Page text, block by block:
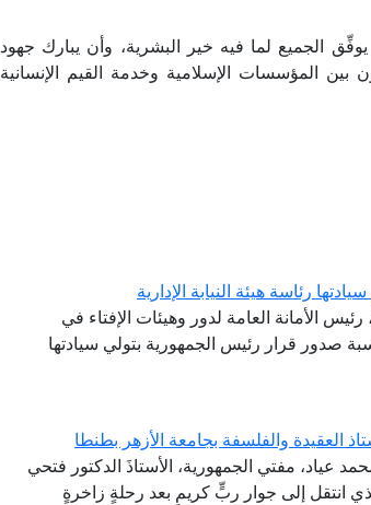
الجميع لما فيه خير البشرية، وأن يبارك جهود
بين المؤسسات الإسلامية وخدمة القيم الإنسانية
رئاسة هيئة النيابة الإدارية
الأمانة العامة لدور وهيئات الإفتاء في
صدور قرار رئيس الجمهورية بتولي سيادتها
العقيدة والفلسفة بجامعة الأزهر بطنطا
عياد، مفتي الجمهورية، الأستاذَ الدكتور فتحي
انتقل إلى جوار ربٍّ كريمٍ بعد رحلةٍ زاخرةٍ